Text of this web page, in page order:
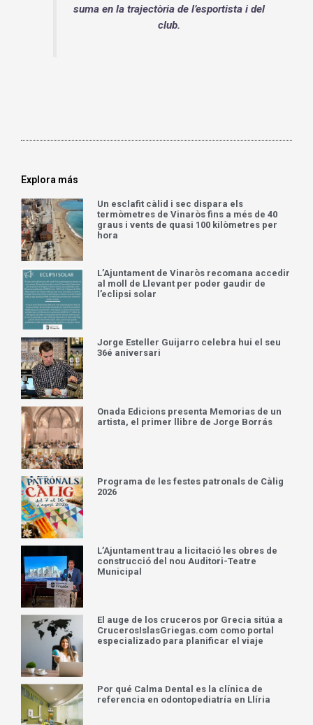
suma en la trajectòria de l’esportista i del
club.
Explora más
Un esclafit càlid i sec dispara els
termòmetres de Vinaròs fins a més de 40
graus i vents de quasi 100 kilòmetres per
hora
L’Ajuntament de Vinaròs recomana accedir
al moll de Llevant per poder gaudir de
l’eclipsi solar
Jorge Esteller Guijarro celebra hui el seu
36é aniversari
Onada Edicions presenta Memorias de un
artista, el primer llibre de Jorge Borrás
Programa de les festes patronals de Càlig
2026
L’Ajuntament trau a licitació les obres de
construcció del nou Auditori-Teatre
Municipal
El auge de los cruceros por Grecia sitúa a
CrucerosIslasGriegas.com como portal
especializado para planificar el viaje
Por qué Calma Dental es la clínica de
referencia en odontopediatría en Llíria